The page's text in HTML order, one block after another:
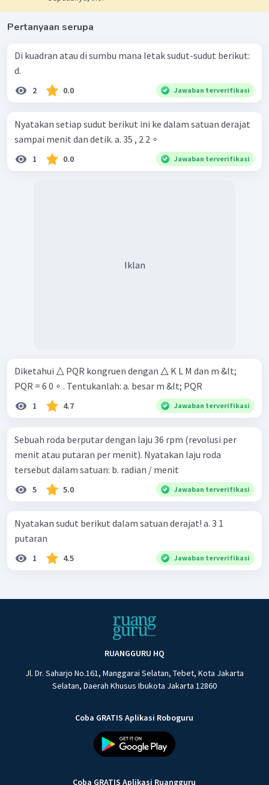
Pertanyaan serupa
Di kuadran atau di sumbu mana letak sudut-sudut berikut:
d.
2 0.0 Jawaban terverifikasi
Nyatakan setiap sudut berikut ini ke dalam satuan derajat
sampai menit dan detik. a. 35 , 2 2 ∘
1 0.0 Jawaban terverifikasi
Iklan
Diketahui △ PQR kongruen dengan △ K L M dan m &lt;
PQR = 6 0 ∘ . Tentukanlah: a. besar m &lt; PQR
1 4.7 Jawaban terverifikasi
Sebuah roda berputar dengan laju 36 rpm (revolusi per
menit atau putaran per menit). Nyatakan laju roda
tersebut dalam satuan: b. radian / menit
5 5.0 Jawaban terverifikasi
Nyatakan sudut berikut dalam satuan derajat! a. 3 1 ​
putaran
1 4.5 Jawaban terverifikasi
RUANGGURU HQ
Jl. Dr. Saharjo No.161, Manggarai Selatan, Tebet, Kota Jakarta
Selatan, Daerah Khusus Ibukota Jakarta 12860
Coba GRATIS Aplikasi Roboguru
Coba GRATIS Aplikasi Ruangguru